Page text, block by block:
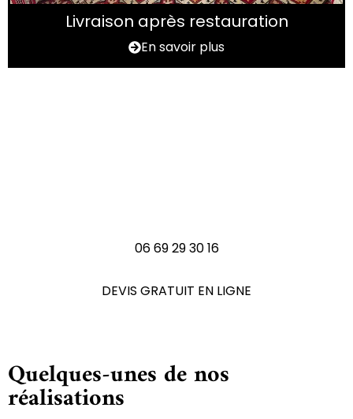
Livraison après restauration
En savoir plus
06 69 29 30 16
DEVIS GRATUIT EN LIGNE
Quelques-unes de nos
réalisations